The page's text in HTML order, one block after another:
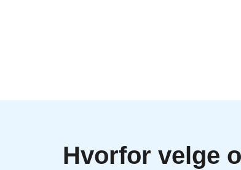
Hvorfor velge